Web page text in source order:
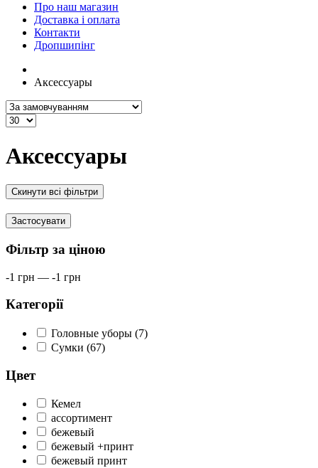
Про наш магазин
Доставка і оплата
Контакти
Дропшипінг
Аксессуары
Аксессуары
Скинути всі фільтри
Застосувати
Фільтр за ціною
-1 грн — -1 грн
Категорії
Головные уборы (7)
Сумки (67)
Цвет
Кемел
ассортимент
бежевый
бежевый +принт
бежевый принт